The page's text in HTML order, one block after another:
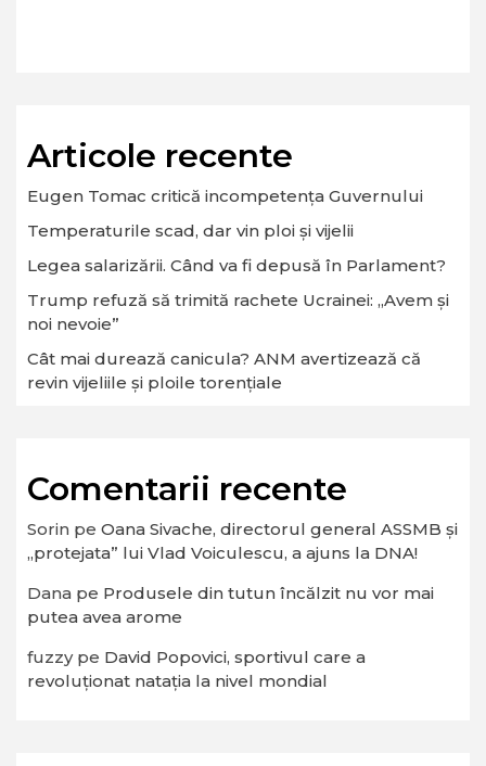
Articole recente
Eugen Tomac critică incompetența Guvernului
Temperaturile scad, dar vin ploi și vijelii
Legea salarizării. Când va fi depusă în Parlament?
Trump refuză să trimită rachete Ucrainei: „Avem și
noi nevoie”
Cât mai durează canicula? ANM avertizează că
revin vijeliile și ploile torențiale
Comentarii recente
Sorin pe Oana Sivache, directorul general ASSMB și
„protejata” lui Vlad Voiculescu, a ajuns la DNA!
Dana pe Produsele din tutun încălzit nu vor mai
putea avea arome
fuzzype David Popovici, sportivul care a
revoluționat natația la nivel mondial